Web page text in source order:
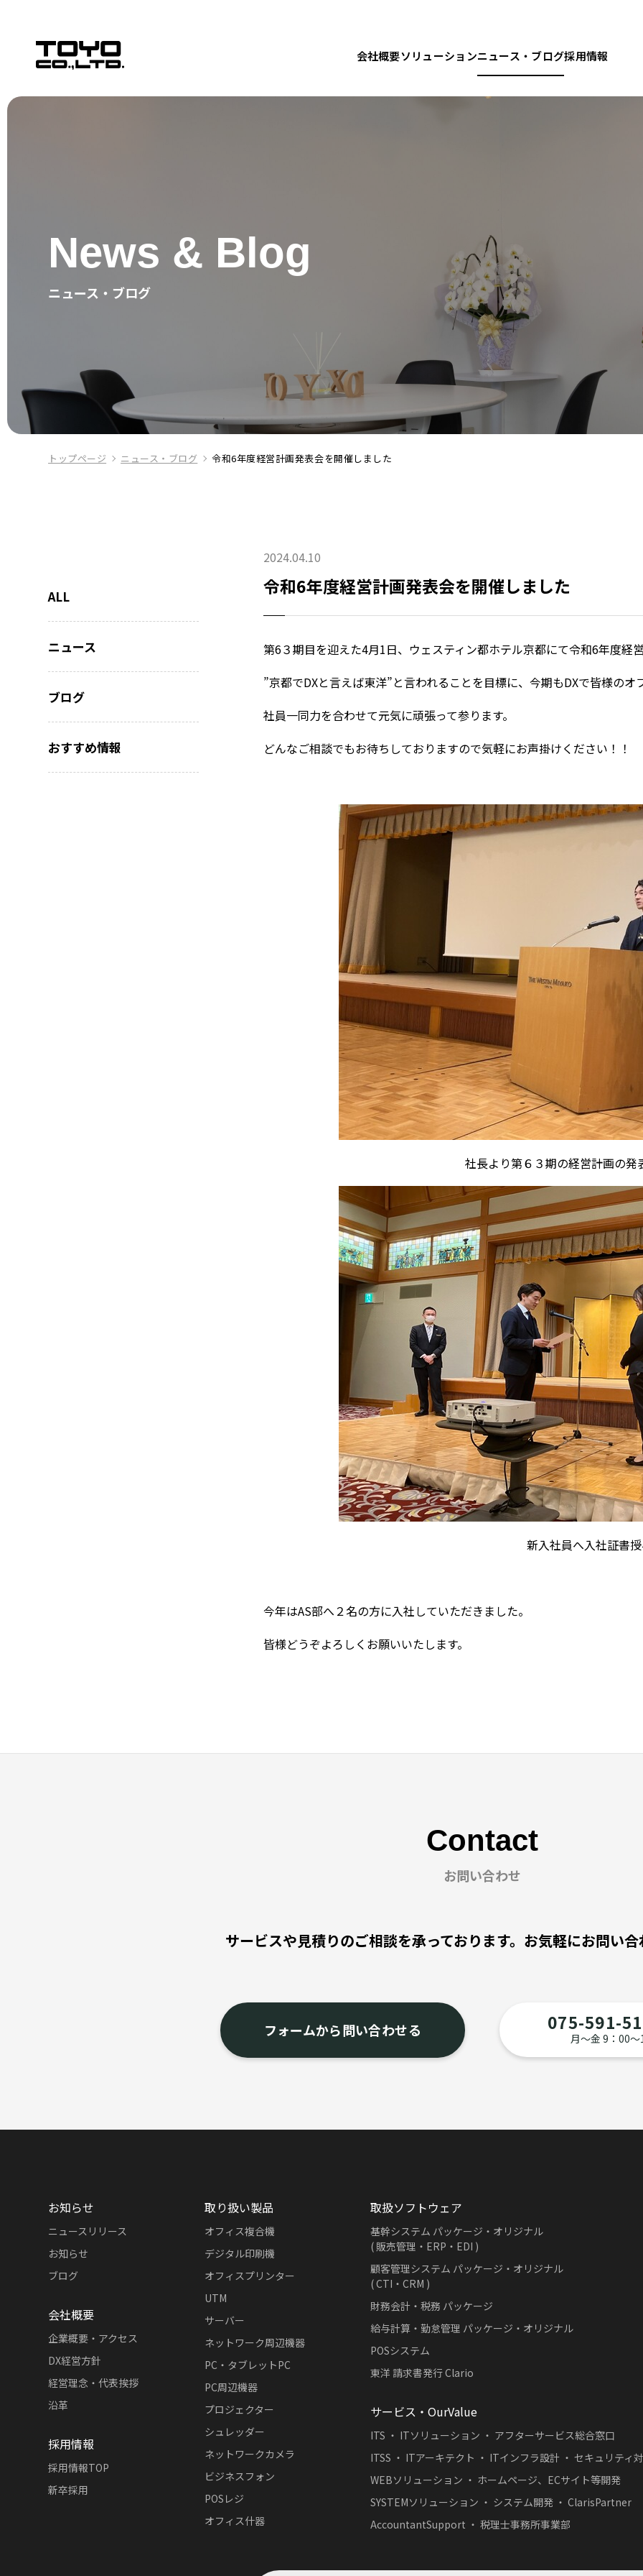
$seo_h1
/home/toyocorp/toyo-
template/libs/header.php
on
会社概要ソリューションニュース・ブログ採用情報
News & Blog
ニュース・ブログ
トップページ ニュース・ブログ 令和6年度経営計画発表会を開催しました
ALL
ニュース
ブログ
おすすめ情報
2024.04.10
令和6年度経営計画発表会を開催しました
第6３期目を迎えた4月1日、ウェスティン都ホテル京都にて令和6年度経
”京都でDXと言えば東洋”と言われることを目標に、今期もDXで皆様の
社員一同力を合わせて元気に頑張って参ります。
どんなご相談でもお待ちしておりますので気軽にお声掛けください！！
社長より第６３期の経営計画の発
新入社員へ入社証書
今年はAS部へ２名の方に入社していただきました。
皆様どうぞよろしくお願いいたします。
Contact
お問い合わせ
サービスや見積りのご相談を承っております。 お気軽にお問い
フォームから問い合わせる 075-591-
月〜金 9：00
お知らせ
ニュースリリース
お知らせ
ブログ
会社概要
企業概要・アクセス
DX経営方針
経営理念・代表挨拶
沿革
採用情報
採用情報TOP
新卒採用
取り扱い製品
オフィス複合機
デジタル印刷機
オフィスプリンター
UTM
サーバー
ネットワーク周辺機器
PC・タブレットPC
PC周辺機器
プロジェクター
シュレッダー
ネットワークカメラ
ビジネスフォン
POSレジ
オフィス什器
取扱ソフトウェア
基幹システム パッケージ・オリジナル
( 販売管理・ERP・EDI )
顧客管理システム パッケージ・オリジナル
( CTI・CRM )
財務会計・税務 パッケージ
給与計算・勤怠管理 パッケージ・オリジナル
POSシステム
東洋 請求書発行 Clario
サービス・OurValue
ITS ・ ITソリューション ・ アフターサービス総合窓口
ITSS ・ ITアーキテクト ・ ITインフラ設計 ・ セキュリティ
WEBソリューション ・ ホームページ、ECサイト等開発
SYSTEMソリューション ・ システム開発 ・ ClarisPartner
AccountantSupport ・ 税理士事務所事業部